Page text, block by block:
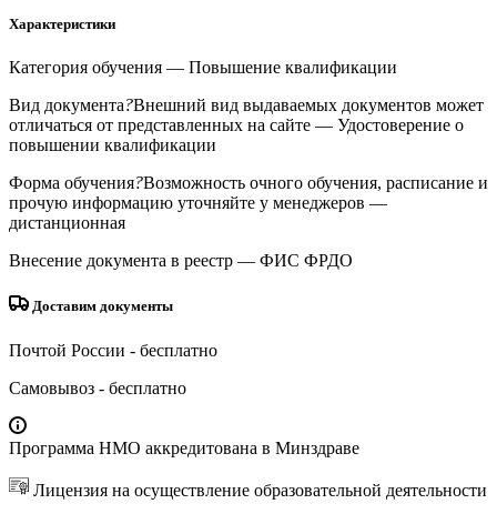
Характеристики
Категория обучения — Повышение квалификации
Вид документа?Внешний вид выдаваемых документов может
отличаться от представленных на сайте — Удостоверение о
повышении квалификации
Форма обучения?Возможность очного обучения, расписание и
прочую информацию уточняйте у менеджеров —
дистанционная
Внесение документа в реестр — ФИС ФРДО
Доставим документы
Почтой России - бесплатно
Самовывоз - бесплатно
Программа НМО аккредитована в Минздраве
Лицензия на осуществление образовательной деятельности